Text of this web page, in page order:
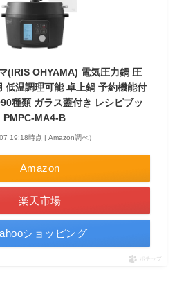
(IRIS OHYAMA) 電気圧力鍋 圧
低温調理可能 卓上鍋 予約機能付
種類 ガラス蓋付き レシピブッ
PMPC-MA4-B
19:18時点 | Amazon調べ）
Amazon
楽天市場
ショッピング
ポチップ